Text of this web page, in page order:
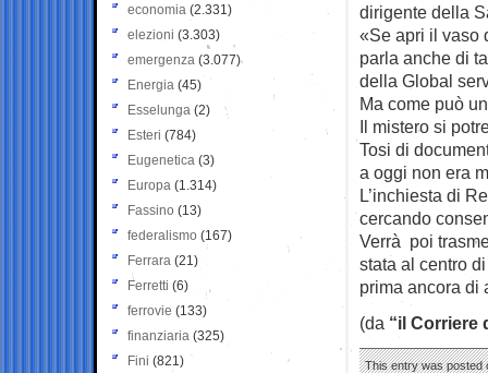
dirigente della
«Se apri il vaso
parla anche di
della Global
Ma come può
Il mistero si
Tosi di
a oggi non era
L’inchiesta di
cercando
Verrà poi
stata al centro
prima ancora di
(da “il Corriere
This entry was posted
economia (2.331)
elezioni (3.303)
emergenza (3.077)
Energia (45)
Esselunga (2)
Esteri (784)
Eugenetica (3)
Europa (1.314)
Fassino (13)
federalismo (167)
Ferrara (21)
Ferretti (6)
ferrovie (133)
finanziaria (325)
Fini (821)